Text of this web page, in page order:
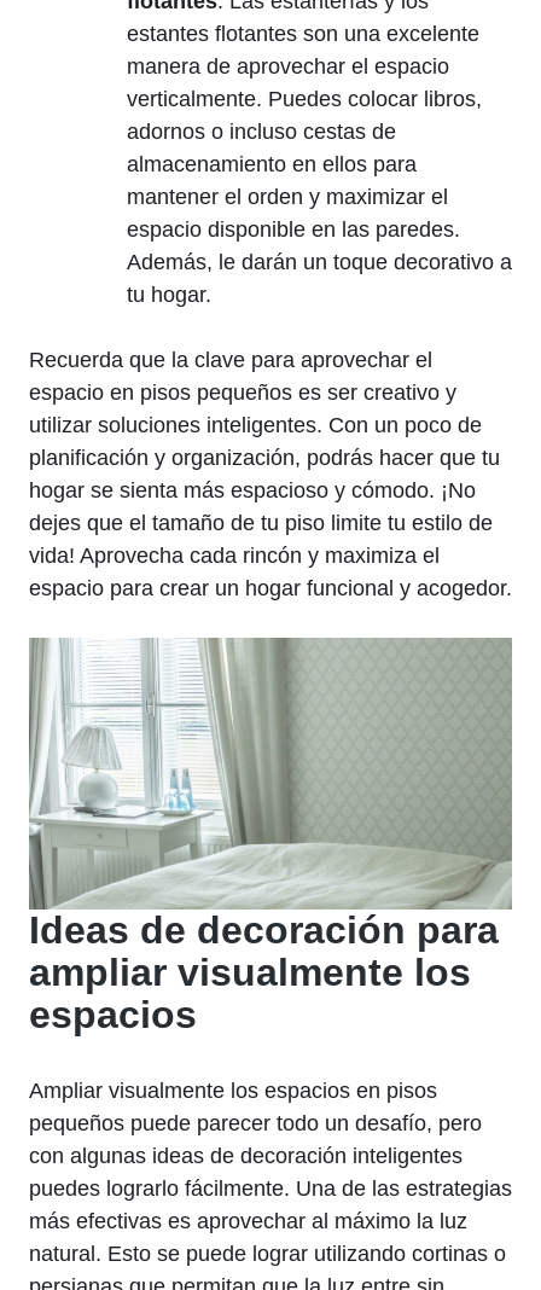
estantes‌ flotantes ​son una excelente
manera de aprovechar el espacio
verticalmente. Puedes ‌colocar libros,
adornos o ⁤incluso cestas de
almacenamiento en ellos ⁤para‍
mantener el orden y maximizar el⁢
espacio disponible ⁣en las paredes.
Además, le darán un toque ⁤decorativo a
tu ⁣hogar.
Recuerda que la clave⁣ para aprovechar el
espacio en pisos pequeños es ser creativo y ​
utilizar soluciones inteligentes. ‌Con un poco de
planificación y organización,‍ podrás ‌hacer que⁢ tu
hogar se sienta más espacioso y cómodo. ¡No
dejes que el tamaño​ de tu ​piso ​limite tu estilo de
vida! Aprovecha ⁢cada rincón y⁣ maximiza el⁣
espacio para crear un ⁤hogar funcional y acogedor.
Ideas de decoración para‌
ampliar visualmente los
espacios
Ampliar ⁢visualmente los espacios ⁣en pisos
pequeños puede parecer todo un‍ desafío, pero
con algunas ideas⁤ de decoración inteligentes
puedes lograrlo fácilmente. Una de las estrategias
más⁢ efectivas es‍ aprovechar al‍ máximo la luz
natural.‌ Esto se puede lograr utilizando cortinas o